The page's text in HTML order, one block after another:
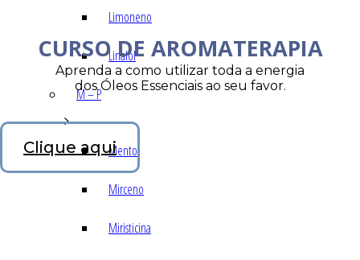
Limoneno
Linalol
M – P
Mentol
Mirceno
Miristicina
CURSO DE AROMATERAPIA
Aprenda a como utilizar toda a energia
dos Óleos Essenciais ao seu favor.
Clique aqui